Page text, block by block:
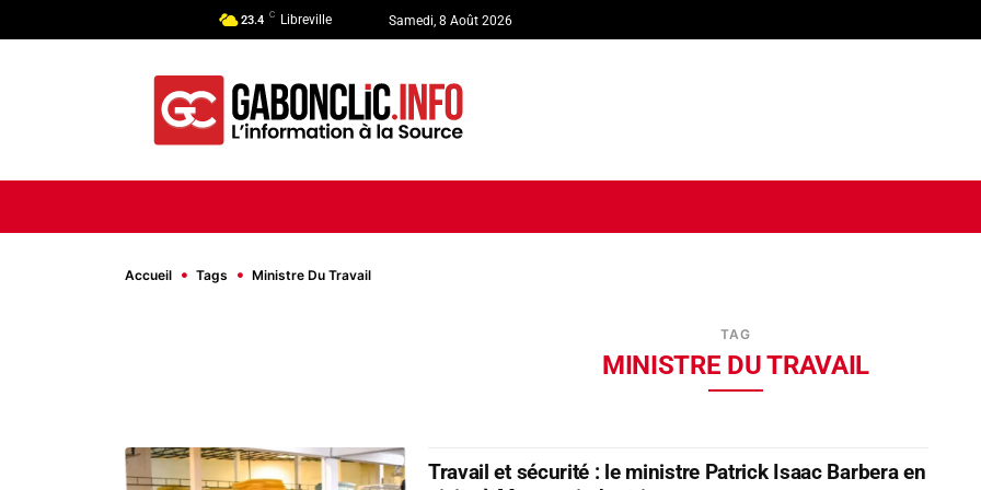
23.4 C Libreville Samedi, 8 Août 2026
Accueil Tags Ministre Du Travail
TAG
MINISTRE DU TRAVAIL
Travail et sécurité : le ministre Patrick Isaac Barbera en